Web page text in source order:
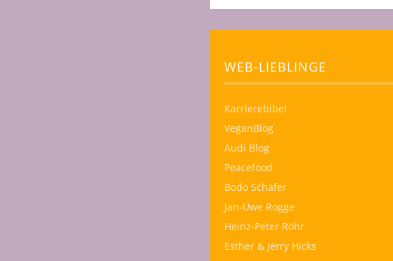
WEB-LIEBLINGE
Karrierebibel
VeganBlog
Audi Blog
Peacefood
Bodo Schäfer
Jan-Uwe Rogge
Heinz-Peter Röhr
Esther & Jerry Hicks